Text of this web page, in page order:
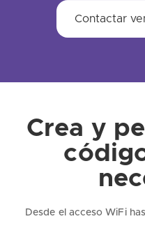
Contactar
Crea y
Desde el acceso WiFi